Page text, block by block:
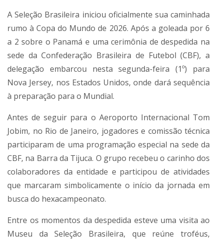
A Seleção Brasileira iniciou oficialmente sua caminhada
rumo à Copa do Mundo de 2026. Após a goleada por 6
a 2 sobre o Panamá e uma cerimônia de despedida na
sede da Confederação Brasileira de Futebol (CBF), a
delegação embarcou nesta segunda-feira (1º) para
Nova Jersey, nos Estados Unidos, onde dará sequência
à preparação para o Mundial.
Antes de seguir para o Aeroporto Internacional Tom
Jobim, no Rio de Janeiro, jogadores e comissão técnica
participaram de uma programação especial na sede da
CBF, na Barra da Tijuca. O grupo recebeu o carinho dos
colaboradores da entidade e participou de atividades
que marcaram simbolicamente o início da jornada em
busca do hexacampeonato.
Entre os momentos da despedida esteve uma visita ao
Museu da Seleção Brasileira, que reúne troféus,